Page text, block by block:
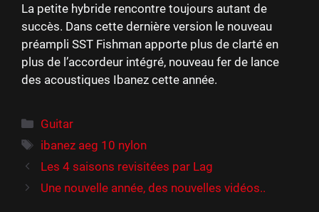
La petite hybride rencontre toujours autant de
succès. Dans cette dernière version le nouveau
préampli SST Fishman apporte plus de clarté en
plus de l’accordeur intégré, nouveau fer de lance
des acoustiques Ibanez cette année.
Catégories
Guitar
Étiquettes
ibanez aeg 10 nylon
Les 4 saisons revisitées par Lag
Une nouvelle année, des nouvelles vidéos..